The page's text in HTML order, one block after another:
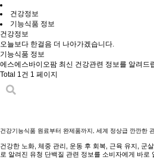
건강정보
기능식품 정보
건강정보
오늘보다 한걸음 더 나아가겠습니다.
기능식품 정보
에스에스바이오팜 최신 건강관련 정보를 알려드
Total 1건 1 페이지
건강기능식품 원료부터 완제품까지, 세계 정상급 깐깐한
건강한 노화, 체중 관리, 운동 후 회복, 근육 유지, 군
로 알려진 유청 단백질 관련 정보를 소비자에게 바로